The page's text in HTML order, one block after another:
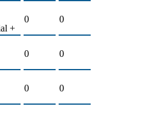
+
0 0
0 0
0 0